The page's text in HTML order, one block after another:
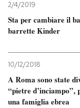
2/4/2019
Sta per cambiare il
barrette Kinder
10/12/2018
A Roma sono state
“pietre d’inciampo”,
una famiglia ebrea